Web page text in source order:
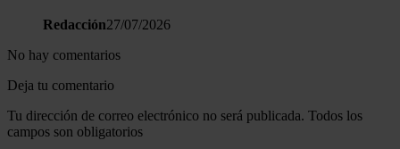
Redacción27/07/2026
No hay comentarios
Deja tu comentario
Tu dirección de correo electrónico no será publicada. Todos los
campos son obligatorios